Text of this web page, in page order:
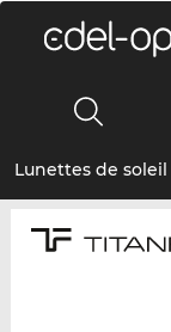
Lunettes de soleil